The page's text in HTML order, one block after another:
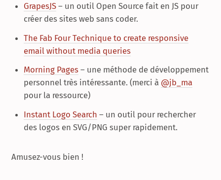
GrapesJS – un outil Open Source fait en JS pour
créer des sites web sans coder.
The Fab Four Technique to create responsive
email without media queries
Morning Pages – une méthode de développement
personnel très intéressante. (merci à @jb_ma
pour la ressource)
Instant Logo Search – un outil pour rechercher
des logos en SVG/PNG super rapidement.
Amusez-vous bien !